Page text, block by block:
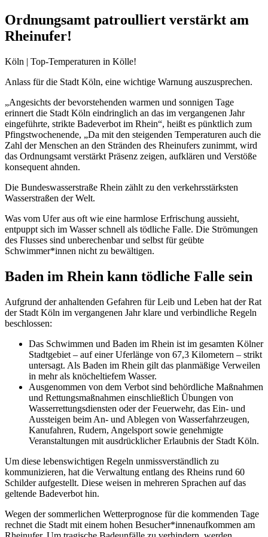
Ordnungsamt patroulliert verstärkt am
Rheinufer!
Köln | Top-Temperaturen in Kölle!
Anlass für die Stadt Köln, eine wichtige Warnung auszusprechen.
„Angesichts der bevorstehenden warmen und sonnigen Tage
erinnert die Stadt Köln eindringlich an das im vergangenen Jahr
eingeführte, strikte Badeverbot im Rhein“, heißt es pünktlich zum
Pfingstwochenende, „Da mit den steigenden Temperaturen auch die
Zahl der Menschen an den Stränden des Rheinufers zunimmt, wird
das Ordnungsamt verstärkt Präsenz zeigen, aufklären und Verstöße
konsequent ahnden.
Die Bundeswasserstraße Rhein zählt zu den verkehrsstärksten
Wasserstraßen der Welt.
Was vom Ufer aus oft wie eine harmlose Erfrischung aussieht,
entpuppt sich im Wasser schnell als tödliche Falle. Die Strömungen
des Flusses sind unberechenbar und selbst für geübte
Schwimmer*innen nicht zu bewältigen.
Baden im Rhein kann tödliche Falle sein
Aufgrund der anhaltenden Gefahren für Leib und Leben hat der Rat
der Stadt Köln im vergangenen Jahr klare und verbindliche Regeln
beschlossen:
Das Schwimmen und Baden im Rhein ist im gesamten Kölner
Stadtgebiet – auf einer Uferlänge von 67,3 Kilometern – strikt
untersagt. Als Baden im Rhein gilt das planmäßige Verweilen
in mehr als knöcheltiefem Wasser.
Ausgenommen von dem Verbot sind behördliche Maßnahmen
und Rettungsmaßnahmen einschließlich Übungen von
Wasserrettungsdiensten oder der Feuerwehr, das Ein- und
Aussteigen beim An- und Ablegen von Wasserfahrzeugen,
Kanufahren, Rudern, Angelsport sowie genehmigte
Veranstaltungen mit ausdrücklicher Erlaubnis der Stadt Köln.
Um diese lebenswichtigen Regeln unmissverständlich zu
kommunizieren, hat die Verwaltung entlang des Rheins rund 60
Schilder aufgestellt. Diese weisen in mehreren Sprachen auf das
geltende Badeverbot hin.
Wegen der sommerlichen Wetterprognose für die kommenden Tage
rechnet die Stadt mit einem hohen Besucher*innenaufkommen am